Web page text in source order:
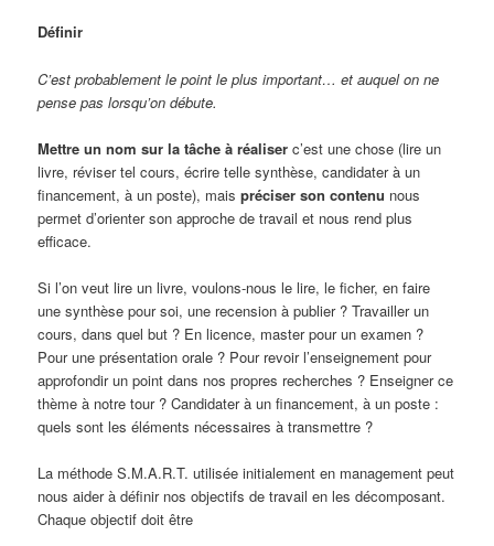
Définir
C’est probablement le point le plus important… et auquel on ne
pense pas lorsqu’on débute.
Mettre un nom sur la tâche à réaliser c’est une chose (lire un
livre, réviser tel cours, écrire telle synthèse, candidater à un
financement, à un poste), maispréciser son contenu nous
permet d’orienter son approche de travail et nous rend plus
efficace.
Si l’on veut lire un livre, voulons-nous le lire, le ficher, en faire
une synthèse pour soi, une recension à publier ? Travailler un
cours, dans quel but ? En licence, master pour un examen ?
Pour une présentation orale ? Pour revoir l’enseignement pour
approfondir un point dans nos propres recherches ? Enseigner ce
thème à notre tour ? Candidater à un financement, à un poste :
quels sont les éléments nécessaires à transmettre ?
La méthode S.M.A.R.T. utilisée initialement en management peut
nous aider à définir nos objectifs de travail en les décomposant.
Chaque objectif doit être